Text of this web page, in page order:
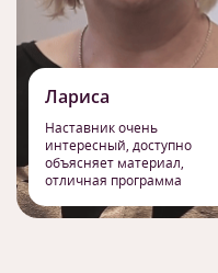
Лариса
Наставник очень
интересный, доступно
объясняет материал,
отличная программа